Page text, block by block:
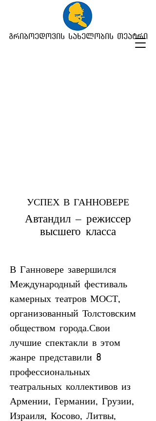
გრიბოედოვის სახელობის თეატრი
УСПЕХ В ГАННОВЕРЕ
Автандил – режиссер
высшего класса
В Ганновере завершился
Международный фестиваль
камерных театров МОСТ,
организованный Толстовским
обществом города.Свои
лучшие спектакли в этом
жанре представили 8
профессиональных
театральных коллективов из
Армении, Германии, Грузии,
Израиля, Косово, Литвы,